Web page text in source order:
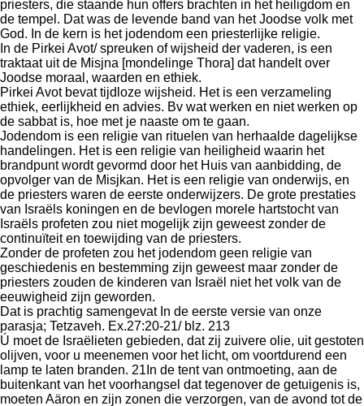
priesters, die staande hun offers brachten in het heiligdom en
de tempel. Dat was de levende band van het Joodse volk met
God. In de kern is het jodendom een priesterlijke religie.
In de Pirkei Avot/ spreuken of wijsheid der vaderen, is een
traktaat uit de Misjna [mondelinge Thora] dat handelt over
Joodse moraal, waarden en ethiek.
Pirkei Avot bevat tijdloze wijsheid. Het is een verzameling
ethiek, eerlijkheid en advies. Bv wat werken en niet werken op
de sabbat is, hoe met je naaste om te gaan.
Jodendom is een religie van rituelen van herhaalde dagelijkse
handelingen. Het is een religie van heiligheid waarin het
brandpunt wordt gevormd door het Huis van aanbidding, de
opvolger van de Misjkan. Het is een religie van onderwijs, en
de priesters waren de eerste onderwijzers. De grote prestaties
van Israëls koningen en de bevlogen morele hartstocht van
Israëls profeten zou niet mogelijk zijn geweest zonder de
continuïteit en toewijding van de priesters.
Zonder de profeten zou het jodendom geen religie van
geschiedenis en bestemming zijn geweest maar zonder de
priesters zouden de kinderen van Israël niet het volk van de
eeuwigheid zijn geworden.
Dat is prachtig samengevat In de eerste versie van onze
parasja; Tetzaveh. Ex.27:20-21/ blz. 213
Ú moet de Israëlieten gebieden, dat zij zuivere olie, uit gestoten
olijven, voor u meenemen voor het licht, om voortdurend een
lamp te laten branden. 21In de tent van ontmoeting, aan de
buitenkant van het voorhangsel dat tegenover de getuigenis is,
moeten Aäron en zijn zonen die verzorgen, van de avond tot de